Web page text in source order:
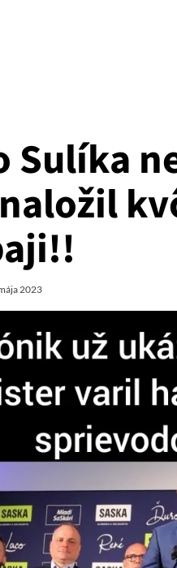
Sulíka
2023